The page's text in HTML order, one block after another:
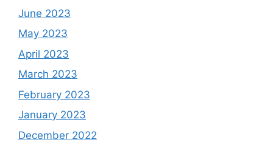
June 2023
May 2023
April 2023
March 2023
February 2023
January 2023
December 2022